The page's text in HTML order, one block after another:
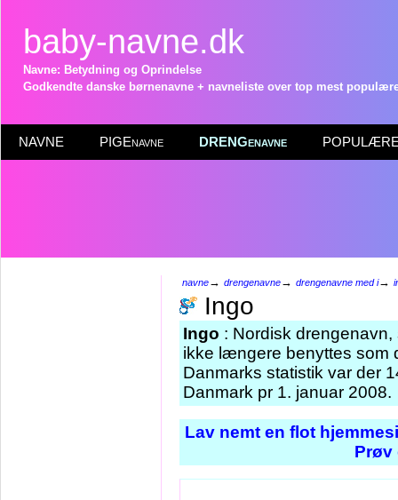
baby-navne.dk
Navne: Betydning og Oprindelse
Godkendte danske børnenavne + navneliste over top mest
NAVNE PIGEnavne DRENGenavne POPULÆRE
navne→ drengenavne→ drengenavne med i→
Ingo
Ingo : Nordisk
ikke længere benyttes som
Danmarks statistik var der
Danmark pr 1. januar 2008.
Lav nemt en flot
Prøv